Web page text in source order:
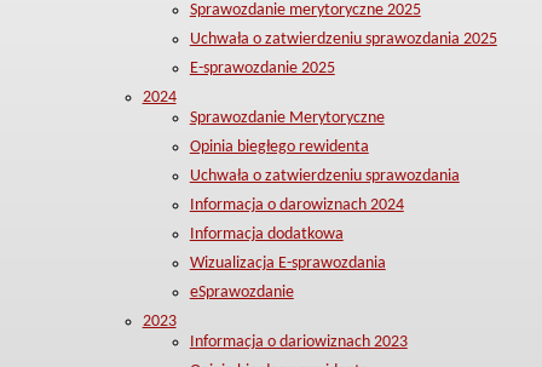
Sprawozdanie merytoryczne 2025
Uchwała o zatwierdzeniu sprawozdania 2025
E-sprawozdanie 2025
2024
Sprawozdanie Merytoryczne
Opinia biegłego rewidenta
Uchwała o zatwierdzeniu sprawozdania
Informacja o darowiznach 2024
Informacja dodatkowa
Wizualizacja E-sprawozdania
eSprawozdanie
2023
Informacja o dariowiznach 2023